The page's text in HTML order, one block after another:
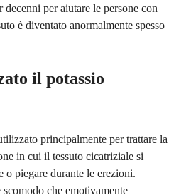
per aiutare le persone con
è diventato anormalmente spesso
il potassio
principalmente per trattare la
in cui il tessuto cicatriziale si
o piegare durante le erezioni.
che emotivamente